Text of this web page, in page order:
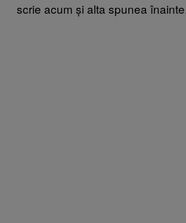
scrie acum și alta spunea